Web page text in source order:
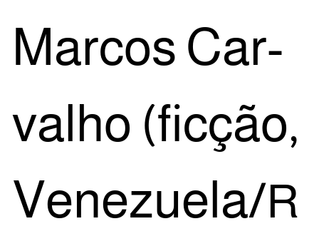
Mar­cos Car­
va­lho (fic­ção,
Venezuela/R